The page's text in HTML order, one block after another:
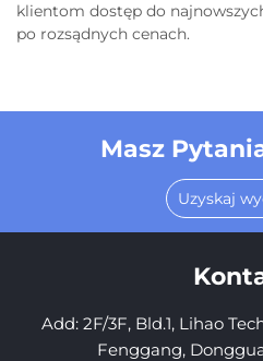
klientom dostęp do
po rozsądnych cenach.
Masz
Uzyskaj
Add: 2F/3F, Bld.1, Lihao
Fenggang,